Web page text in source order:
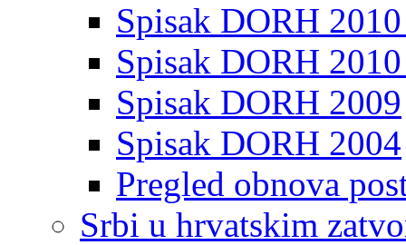
Spisak DORH
Spisak DORH
Spisak DORH 2009
Spisak DORH 2004
Pregled obnova
Srbi u hrvatskim